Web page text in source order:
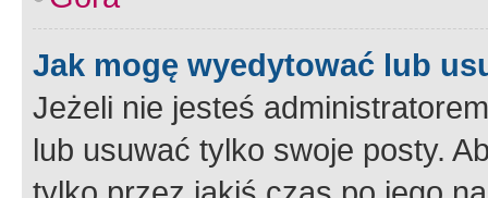
Jak mogę wyedytować lub
Jeżeli nie jesteś
lub usuwać tylko swoje posty.